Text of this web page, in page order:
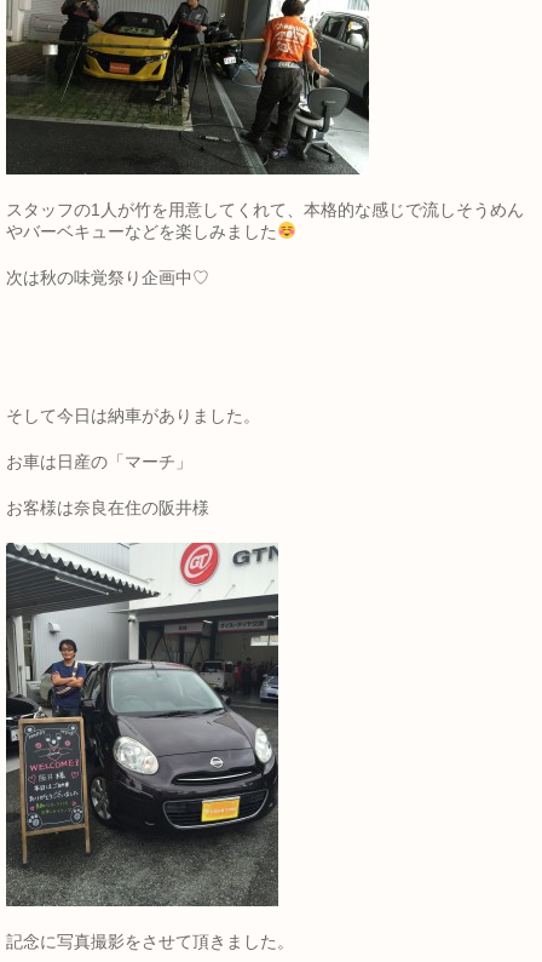
スタッフの1人が竹を用意してくれて、本格的な感じで流しそうめん
やバーベキューなどを楽しみました
次は秋の味覚祭り企画中♡
そして今日は納車がありました。
お車は日産の「マーチ」
お客様は奈良在住の阪井様
記念に写真撮影をさせて頂きました。